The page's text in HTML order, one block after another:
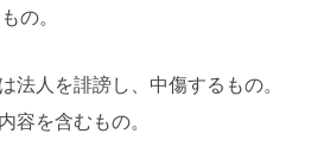
の。
法人を誹謗し、中傷するもの。
容を含むもの。